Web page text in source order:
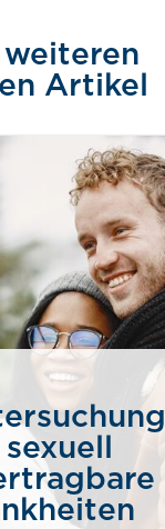
weiteren
Artikel